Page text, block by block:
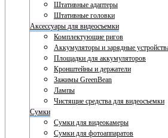
Штативные адаптеры
Штативные головки
Аксессуары для видеосъемки
Комплектующие ригов
Аккумуляторы и зарядные
Площадки для аккумуляторов
Кронштейны и держатели
Зажимы GreenBean
Лампы
Чистящие средства для видеосъемки
Сумки
Сумки для видеокамеры
Сумки для фотоаппаратов